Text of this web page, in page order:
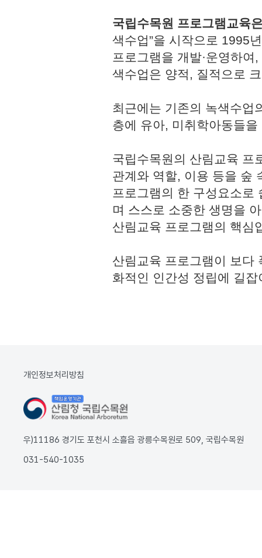
국립수목원 프로그램교육
색수업”을 시작으로 1995
프로그램을 개발·운영하
색수업은 양적, 질적으로
최근에는 기존의 녹색수업
층에 유아, 미취학아동들
국립수목원의 산림교육 프
관계와 역할, 이용 등을 숲
프로그램의 한 구성요소로
며 스스로 소중한 생명을
산림교육 프로그램의 핵심
산림교육 프로그램이 보다
화적인 인간성 정립에 길
개인정보처리방침
우)11186 경기도 포천시 소흘읍 광릉수목원로 509, 국립수목원
031-540-1035